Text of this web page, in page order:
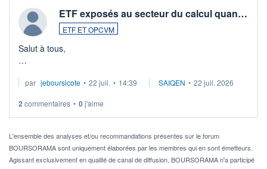
ETF exposés au secteur du calcul quan…
ETF ET OPCVM
Salut à tous,
via un ETF plutôt que des actions individuelles.
Idéalement, je voudrais qu'il soit éligible au PEA.
Pour l' ...
par jeboursicote • 22 juil. • 14:39 SAIQEN • 22 juil. 2026
2 commentaires • 0j'aime
L'ensemble des analyses et/ou recommandations présentes sur le forum
BOURSORAMA sont uniquement élaborées par les membres qui en sont émetteurs.
Agissant exclusivement en qualité de canal de diffusion, BOURSORAMA n'a participé